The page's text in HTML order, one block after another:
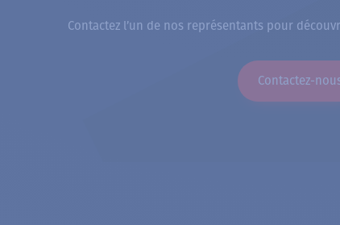
Contactez l’un de nos représentants pour
Contactez-